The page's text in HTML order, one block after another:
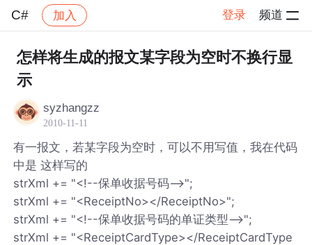
C# 加入 登录 频道
社区 C# 帖子详情
怎样将生成的报文某字段为空时不换行显
示
syzhangzz
2010-11-11
有一报文，若某字段为空时，可以不用写值，我在代码
中是 这样写的
strXml += "<!--保单收据号码-->";
strXml += "<ReceiptNo></ReceiptNo>";
strXml += "<!--保单收据号码的单证类型-->";
strXml += "<ReceiptCardType></ReceiptCardType